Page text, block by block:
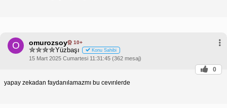
O omurozsoy 10+
Yüzbaşı Konu Sahibi
15 Mart 2025 Cumartesi 11:31:45 (362 mesaj)
0
yapay zekadan faydanılamazmı bu cevırılerde